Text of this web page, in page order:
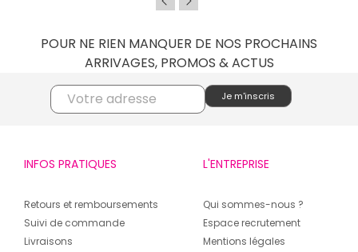
POUR NE RIEN MANQUER DE NOS PROCHAINS
ARRIVAGES, PROMOS & ACTUS
INFOS PRATIQUES
Retours et remboursements
Suivi de commande
Livraisons
L'ENTREPRISE
Qui sommes-nous ?
Espace recrutement
Mentions légales